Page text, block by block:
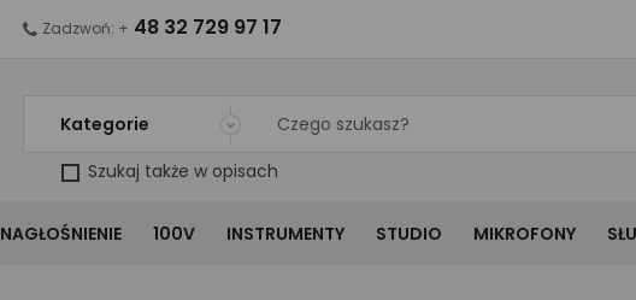
Kategorie
Szukaj także w opisach
Zadzwoń: + 48 32 729 97 17
NAGŁOŚNIENIE 100V INSTRUMENTY STUDIO MIKROFONY